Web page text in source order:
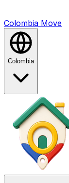
Colombia Move
Colombia